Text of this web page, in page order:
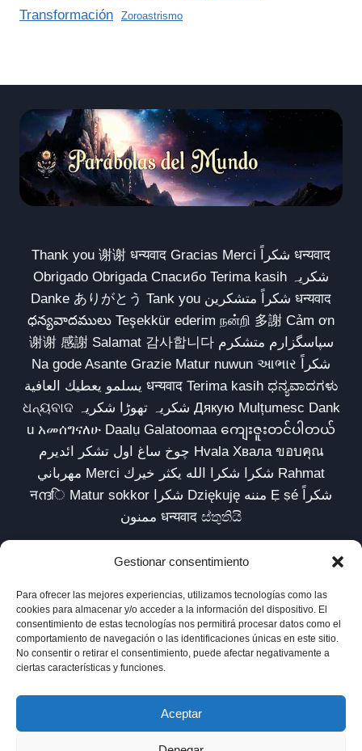
Gestionar consentimiento
Para ofrecer las mejores experiencias, utilizamos tecnologías como las
cookies para almacenar y/o acceder a la información del dispositivo. El
consentimiento de estas tecnologías nos permitirá procesar datos como el
comportamiento de navegación o las identificaciones únicas en este sitio.
No consentir o retirar el consentimiento, puede afectar negativamente a
ciertas características y funciones.
Aceptar
Transformación Zoroastrismo
Thank you 谢谢 धन्यवाद Gracias Merci شكراً धन्यवाद
Obrigado Obrigada Спасибо Terima kasih شکریہ
Danke ありがとう Tank you شكراً متشكرين धन्यवाद
ధన్యవాదములు Teşekkür ederim நன்றி 多謝 Cảm ơn
谢谢 感謝 Salamat 감사합니다 سپاسگزارم متشکرم
Na gode Asante Grazie Matur nuwun આભાર شكراً
يسلمو يعطيك العافية धन्यवाद Terima kasih ಧನ್ಯವಾದಗಳು
ଧନ୍ୟବାଦ شکریہ تھوڑا شکریہ Дякую Mulțumesc Dank
u አመሰግናለሁ Daalụ Galatoomaa ကျေးဇူးတင်ပါတယ်
چوخ ساغ اول تشکر ائدیرم Hvala Хвала ขอบคุณ
مهرباني Merci شكرا شكرا الله يكثر خيرك Rahmat
नന്ദि Matur sokkor شكرا Dziękuję مننه Ẹ ṣé شكراً
ممنون धन्यवाद ස්තුතියි
Inicio Biblioteca Parábolas TV
Comunidad
Esencia
Blog
Política de privacidad
Aviso legal
Política de cookies (UE)